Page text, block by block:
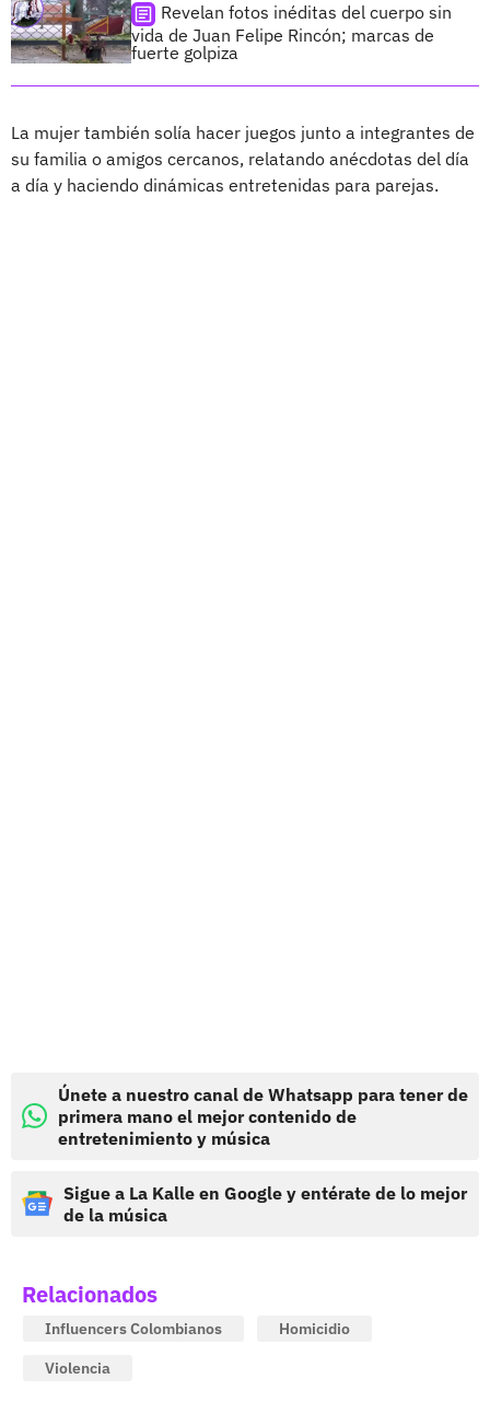
Revelan fotos inéditas del cuerpo sin
vida de Juan Felipe Rincón; marcas de
fuerte golpiza
La mujer también solía hacer juegos junto a integrantes de
su familia o amigos cercanos, relatando anécdotas del día
a día y haciendo dinámicas entretenidas para parejas.
Únete a nuestro canal de Whatsapp para tener de
primera mano el mejor contenido de
entretenimiento y música
Sigue a La Kalle en Google y entérate de lo mejor
de la música
Relacionados
Influencers Colombianos
Homicidio
Violencia